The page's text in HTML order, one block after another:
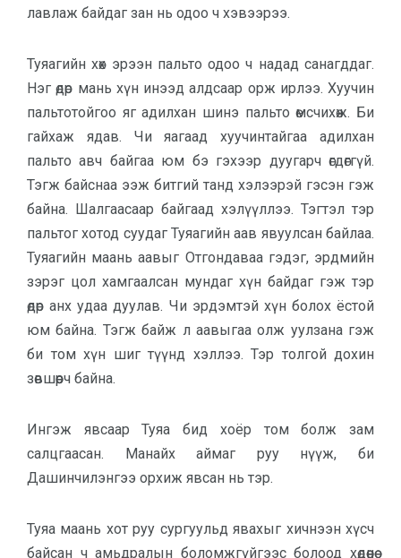
лавлаж байдаг зан нь одоо ч хэвээрээ.
Туяагийн хөх эрээн пальто одоо ч надад санагддаг.
Нэг өдөр мань хүн инээд алдсаар орж ирлээ. Хуучин
пальтотойгоо яг адилхан шинэ пальто өмсчихөж. Би
гайхаж ядав. Чи яагаад хуучинтайгаа адилхан
пальто авч байгаа юм бэ гэхээр дуугарч өгдөггүй.
Тэгж байснаа ээж битгий танд хэлээрэй гэсэн гэж
байна. Шалгаасаар байгаад хэлүүллээ. Тэгтэл тэр
пальтог хотод суудаг Туяагийн аав явуулсан байлаа.
Туяагийн маань аавыг Отгондаваа гэдэг, эрдмийн
зэрэг цол хамгаалсан мундаг хүн байдаг гэж тэр
өдөр анх удаа дуулав. Чи эрдэмтэй хүн болох ёстой
юм байна. Тэгж байж л аавыгаа олж уулзана гэж
би том хүн шиг түүнд хэллээ. Тэр толгой дохин
зөвшөөрч байна.
Ингэж явсаар Туяа бид хоёр том болж зам
салцгаасан. Манайх аймаг руу нүүж, би
Дашинчилэнгээ орхиж явсан нь тэр.
Туяа маань хот руу сургуульд явахыг хичнээн хүсч
байсан ч амьдралын боломжгүйгээс болоод хөдөөнөө